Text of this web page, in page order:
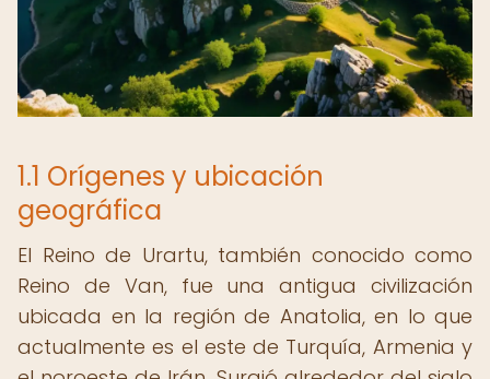
1.1 Orígenes y ubicación
geográfica
El Reino de Urartu, también conocido como
Reino de Van, fue una antigua civilización
ubicada en la región de Anatolia, en lo que
actualmente es el este de Turquía, Armenia y